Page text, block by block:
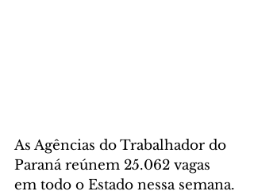
As Agências do Trabalhador do
Paraná reúnem 25.062 vagas
em todo o Estado nessa semana.